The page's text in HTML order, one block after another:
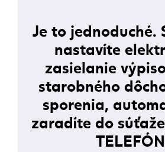
Je to jednoduché.
nastavíte
zasielanie
starobného
sporenia,
zaradíte do